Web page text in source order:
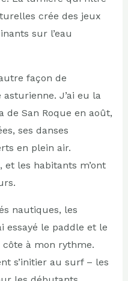
crée des jeux
sur l’eau
façon de
J’ai eu la
de San Roque en août,
ses danses
en plein air.
et les habitants m’ont
nautiques, les
essayé le paddle et le
à mon rythme.
s’initier au surf – les